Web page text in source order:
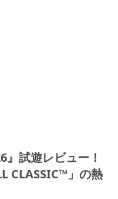
』試遊レビュー！
CLASSIC™」の熱